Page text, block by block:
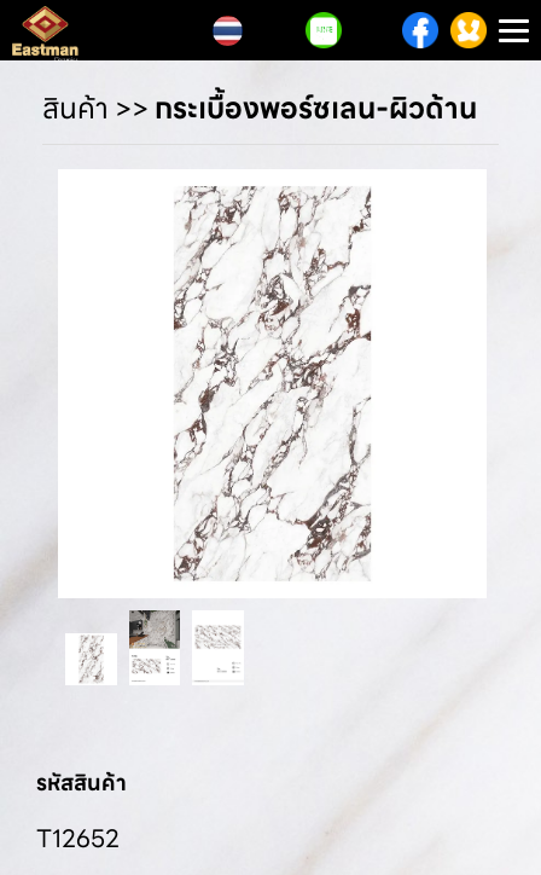
สินค้า >>กระเบื้องพอร์ซเลน-ผิวด้าน
รหัสสินค้า
T12652